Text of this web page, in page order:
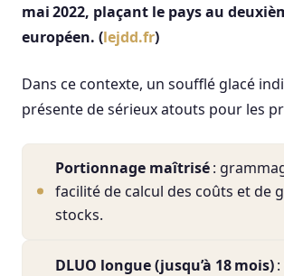
mai 2022, plaçant le pays au
européen. (lejdd.fr)
Dans ce contexte, un soufflé glacé
présente de sérieux atouts pour les
Portionnage maîtrisé:
facilité de calcul des coûts et de
stocks.
DLUO longue (jusqu’à 18 mois)